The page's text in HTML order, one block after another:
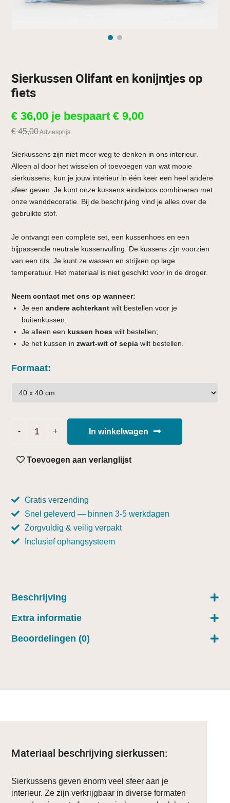
Sierkussen Olifant en konijntjes op
fiets
€ 36,00 je bespaart€ 9,00
€45,00Adviesprijs
Sierkussens zijn niet meer weg te denken in ons interieur.
Alleen al door het wisselen of toevoegen van wat mooie
sierkussens, kun je jouw interieur in één keer een heel andere
sfeer geven. Je kunt onze kussens eindeloos combineren met
onze wanddecoratie. Bij de beschrijving vind je alles over de
gebruikte stof.
Je ontvangt een complete set, een kussenhoes en een
bijpassende neutrale kussenvulling. De kussens zijn voorzien
van een rits. Je kunt ze wassen en strijken op lage
temperatuur. Het materiaal is niet geschikt voor in de droger.
Neem contact met ons op wanneer:
Je eenandere achterkant wilt bestellen voor je
buitenkussen;
Je alleen een kussen hoes wilt bestellen;
Je het kussen inzwart-wit of sepia wilt bestellen.
Formaat
In winkelwagen
Toevoegen aan verlanglijst
Gratis verzending
Snel geleverd — binnen 3-5 werkdagen
Zorgvuldig & veilig verpakt
Inclusief ophangsysteem
Beschrijving
Extra informatie
Beoordelingen (0)
Materiaal beschrijving sierkussen:
Sierkussens geven enorm veel sfeer aan je
interieur. Ze zijn verkrijgbaar in diverse formaten